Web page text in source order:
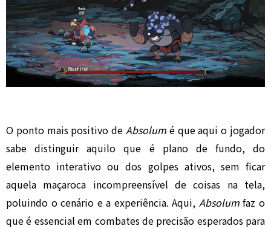
O ponto mais positivo de Absolum é que aqui o jogador
sabe distinguir aquilo que é plano de fundo, do
elemento interativo ou dos golpes ativos, sem ficar
aquela maçaroca incompreensível de coisas na tela,
poluindo o cenário e a experiência. Aqui, Absolumfaz o
que é essencial em combates de precisão esperados para